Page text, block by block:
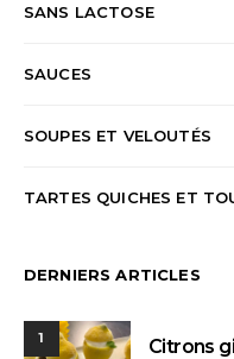
SANS LACTOSE
SAUCES
SOUPES ET VELOUTÉS
TARTES QUICHES ET
DERNIERS ARTICLES
1 Citrons